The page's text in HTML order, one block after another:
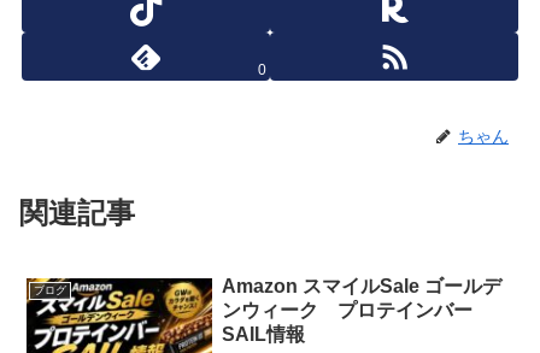
0
ちゃん
関連記事
ブログ
Amazon スマイルSale ゴールデ
ンウィーク プロテインバー
SAIL情報